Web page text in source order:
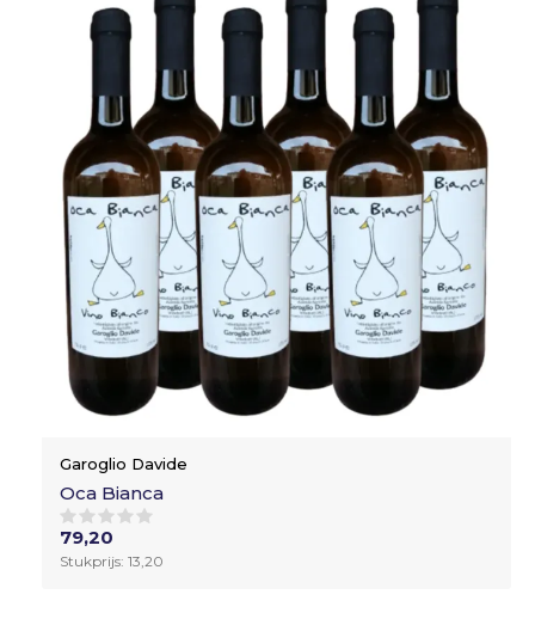
Garoglio Davide
Oca Bianca
79,20
Stukprijs: 13,20